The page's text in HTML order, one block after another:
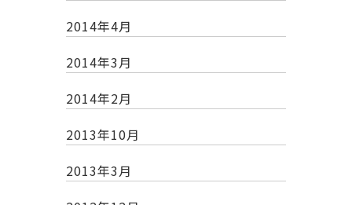
2014年4月
2014年3月
2014年2月
2013年10月
2013年3月